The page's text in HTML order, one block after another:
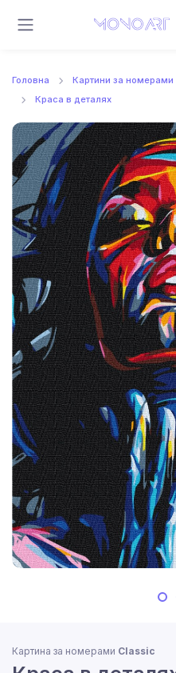
Головна Картини за номерами
Краса в деталях
Картина за номерами Classic